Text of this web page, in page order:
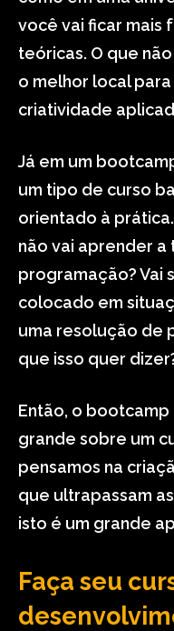
você vai ficar mais
teóricas. O que
o melhor local
criatividade
Já em um
um tipo de curso
orientado à
não vai aprender a
programação? Vai
colocado em
uma resolução de
que isso quer
Então, o
grande sobre um
pensamos na
que ultrapassam
isto é um grande
Faça seu